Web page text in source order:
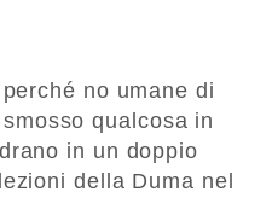
no umane di
qualcosa in
in un doppio
della Duma nel